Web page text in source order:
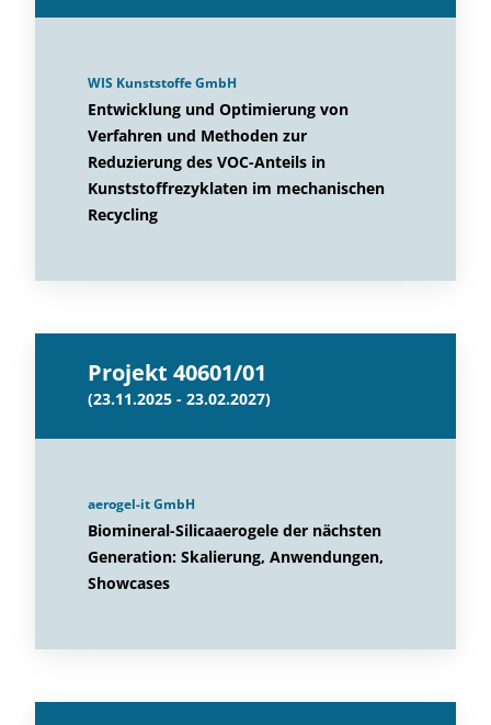
WIS Kunststoffe GmbH
Entwicklung und Optimierung von
Verfahren und Methoden zur
Reduzierung des VOC-Anteils in
Kunststoffrezyklaten im mechanischen
Recycling
Projekt 40601/01
(23.11.2025 - 23.02.2027)
aerogel-it GmbH
Biomineral-Silicaaerogele der nächsten
Generation: Skalierung, Anwendungen,
Showcases